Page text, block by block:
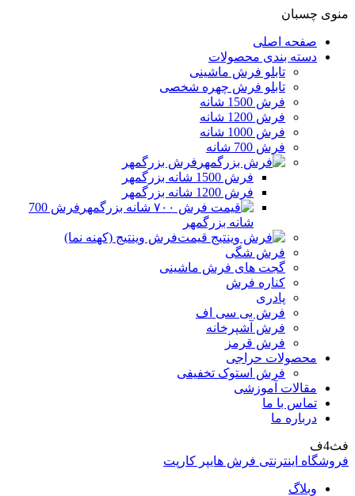
منوی چسبان
صفحه اصلی
دسته بندی محصولات
تابلو فرش ماشینی
تابلو فرش چهره شخصی
فرش 1500 شانه
فرش 1200 شانه
فرش 1000 شانه
فرش 700 شانه
فرش بزرگمهر
فرش 1500 شانه بزرگمهر
فرش 1200 شانه بزرگمهر
فرش 700
شانه بزرگمهر
فرش وینتیج (کهنه نما)
فرش شگی
گجت های فرش ماشینی
کناره فرش
پادری
فرش بی سی اف
فرش آشپرخانه
فرش قرمز
محصولات حراجی
فرش استوک تخفیفی
مقالات آموزشی
تماس با ما
درباره ما
فث4ف
فروشگاه اینترنتی فرش هایپر کارپت
وبلاگ